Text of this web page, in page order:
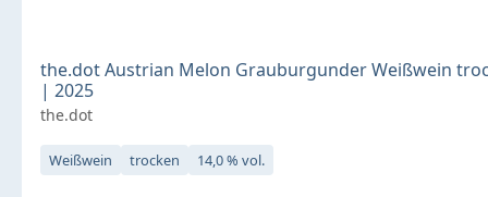
the.dot Austrian Melon Grauburgunder Weißwein
| 2025
the.dot
Weißwein trocken 14,0 % vol.